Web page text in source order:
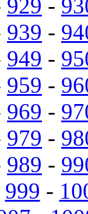
929 -
939 -
949 -
959 -
969 -
979 -
989 -
999 -